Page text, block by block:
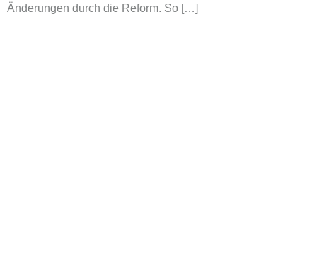
Änderungen durch die Reform. So […]